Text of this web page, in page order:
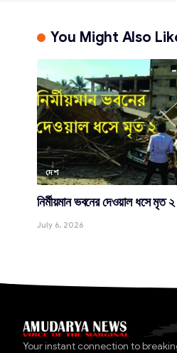
You Might Also
দেশ
নির্মীয়মান ভবনের দেওয়াল ধসে মৃত ২
July 6, 2026
Your instant connection to